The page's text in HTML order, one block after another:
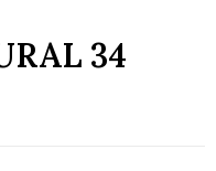
34